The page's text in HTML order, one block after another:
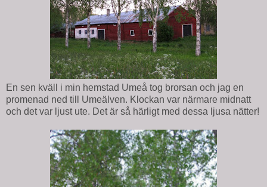
En sen kväll i min hemstad Umeå tog brorsan och jag en
promenad ned till Umeälven. Klockan var närmare midnatt
och det var ljust ute. Det är så härligt med dessa ljusa nätter!